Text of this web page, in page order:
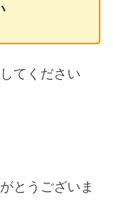
てください
とうございま